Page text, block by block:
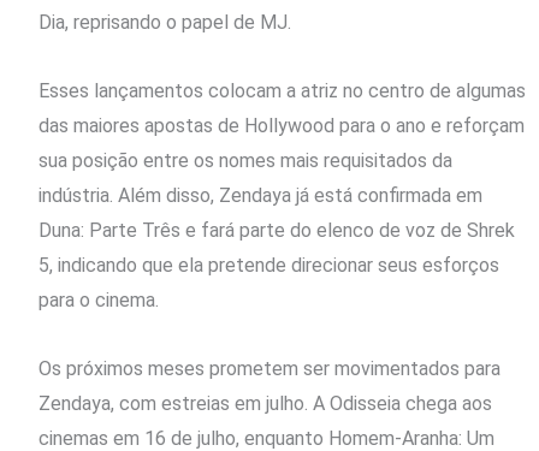
Dia, reprisando o papel de MJ.
Esses lançamentos colocam a atriz no centro de algumas
das maiores apostas de Hollywood para o ano e reforçam
sua posição entre os nomes mais requisitados da
indústria. Além disso, Zendaya já está confirmada em
Duna: Parte Três e fará parte do elenco de voz de Shrek
5, indicando que ela pretende direcionar seus esforços
para o cinema.
Os próximos meses prometem ser movimentados para
Zendaya, com estreias em julho. A Odisseia chega aos
cinemas em 16 de julho, enquanto Homem-Aranha: Um